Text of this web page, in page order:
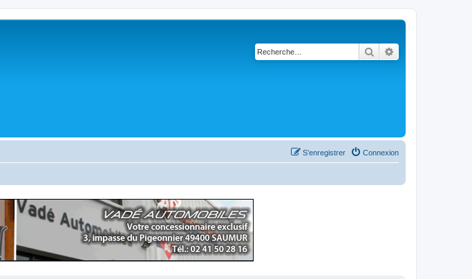
Rechercher
Connexion
S’enregistrer